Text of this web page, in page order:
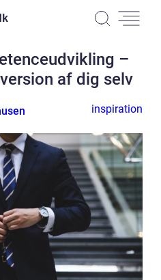
–
af dig selv
inspiration